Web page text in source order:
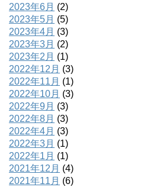
2023年6月 (2)
2023年5月 (5)
2023年4月 (3)
2023年3月 (2)
2023年2月 (1)
2022年12月 (3)
2022年11月 (1)
2022年10月 (3)
2022年9月 (3)
2022年8月 (3)
2022年4月 (3)
2022年3月 (1)
2022年1月 (1)
2021年12月 (4)
2021年11月 (6)